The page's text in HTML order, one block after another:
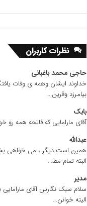
نظرات کاربران
حاجی محمد باغبانی
خداوند ایشان وهمه ی وفات
بیامرزد وقرین...
بابک
آقای مارامایی که فاتحه همه رو
عبدالله
همین است دیگر ، می خواهی
البته تمام مط...
مدیر
سلام سبک نگارس آقای
الیته خوانن...